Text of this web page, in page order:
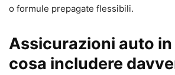
o formule prepagate flessibili.
Assicurazioni auto in
cosa includere